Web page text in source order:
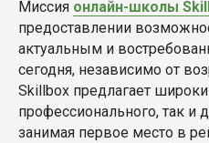
Миссия онлайн-школы
предоставлении
актуальным и
сегодня, независимо от
Skillbox предлагает
профессионального, так и
занимая первое место в